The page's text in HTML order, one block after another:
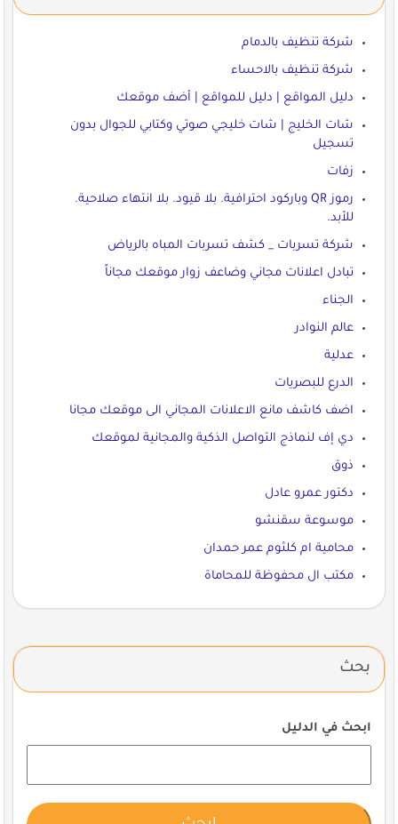
شركة تنظيف بالدمام
شركة تنظيف بالاحساء
دليل المواقع | دليل للمواقع | أضف موقعك
شات الخليج | شات خليجي صوتي وكتابي للجوال بدون
تسجيل
زفات
رموز QR وباركود احترافية. بلا قيود. بلا انتهاء صلاحية.
للأبد.
شركة تسربات _ كشف تسربات المباه بالرياض
تبادل اعلانات مجاني وضاعف زوار موقعك مجاناً
الجناء
عالم النوادر
عدلية
الدرع للبصريات
اضف كاشف مانع الاعلانات المجاني الى موقعك مجانا
دي إف لنماذج التواصل الذكية والمجانية لموقعك
ذوق
دكتور عمرو عادل
موسوعة سقنشو
محامية ام كلثوم عمر حمدان
مكتب ال محفوظة للمحاماة
بحث
ابحث في الدليل